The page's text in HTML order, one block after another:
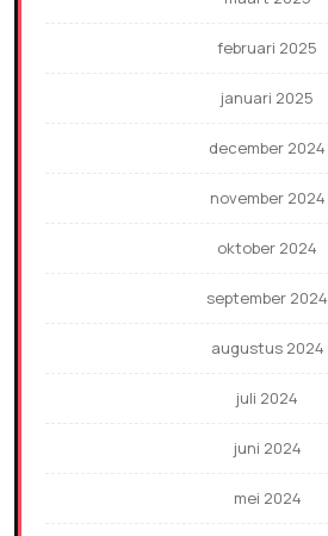
februari 2025
januari 2025
december 2024
november 2024
oktober 2024
september 2024
augustus 2024
juli 2024
juni 2024
mei 2024